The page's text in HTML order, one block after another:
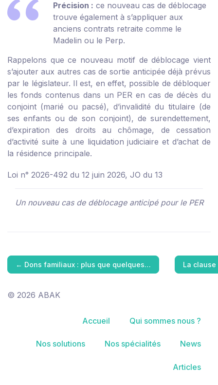
Précision : ce nouveau cas de déblocage
trouve également à s’appliquer aux
anciens contrats retraite comme le
Madelin ou le Perp.
Rappelons que ce nouveau motif de déblocage vient
s’ajouter aux autres cas de sortie anticipée déjà prévus
par le législateur. Il est, en effet, possible de débloquer
les fonds contenus dans un PER en cas de décès du
conjoint (marié ou pacsé), d’invalidité du titulaire (de
ses enfants ou de son conjoint), de surendettement,
d’expiration des droits au chômage, de cessation
d’activité suite à une liquidation judiciaire et d’achat de
la résidence principale.
Loi n° 2026-492 du 12 juin 2026, JO du 13
Un nouveau cas de déblocage anticipé pour le PER
← Dons familiaux : plus que quelques… La
© 2026 ABAK
Accueil Qui sommes nous ?
Nos solutions Nos spécialités News
Articles